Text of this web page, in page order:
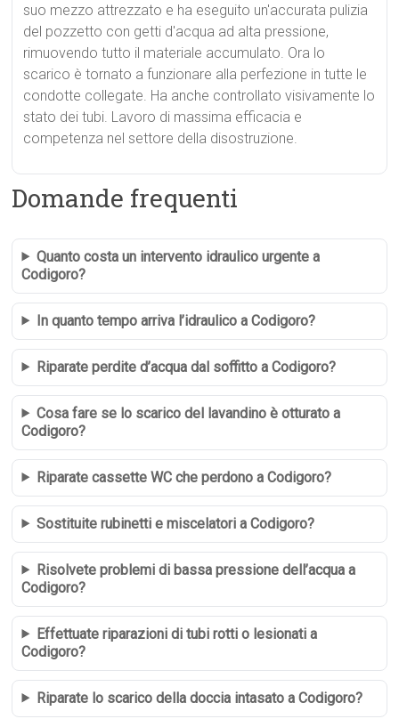
suo mezzo attrezzato e ha eseguito un'accurata pulizia
del pozzetto con getti d'acqua ad alta pressione,
rimuovendo tutto il materiale accumulato. Ora lo
scarico è tornato a funzionare alla perfezione in tutte le
condotte collegate. Ha anche controllato visivamente lo
stato dei tubi. Lavoro di massima efficacia e
competenza nel settore della disostruzione.
Domande frequenti
Quanto costa un intervento idraulico urgente a
Codigoro?
In quanto tempo arriva l’idraulico a Codigoro?
Riparate perdite d’acqua dal soffitto a Codigoro?
Cosa fare se lo scarico del lavandino è otturato a
Codigoro?
Riparate cassette WC che perdono a Codigoro?
Sostituite rubinetti e miscelatori a Codigoro?
Risolvete problemi di bassa pressione dell’acqua a
Codigoro?
Effettuate riparazioni di tubi rotti o lesionati a
Codigoro?
Riparate lo scarico della doccia intasato a Codigoro?